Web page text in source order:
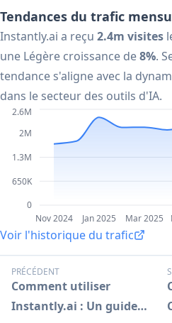
Tendances du trafic
Instantly.ai a reçu 2.4m visites
une Légère croissance de8%.
tendance s'aligne avec la
dans le secteur des outils d'IA.
Nov 2024 Jan 2025 Mar 2025
0
650K
1.3M
2M
2.6M
Voir l'historique du trafic
PRÉCÉDENT
Comment utiliser
Instantly.ai : Un guide